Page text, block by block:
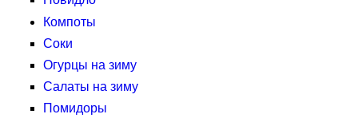
Компоты
Соки
Огурцы на зиму
Салаты на зиму
Помидоры